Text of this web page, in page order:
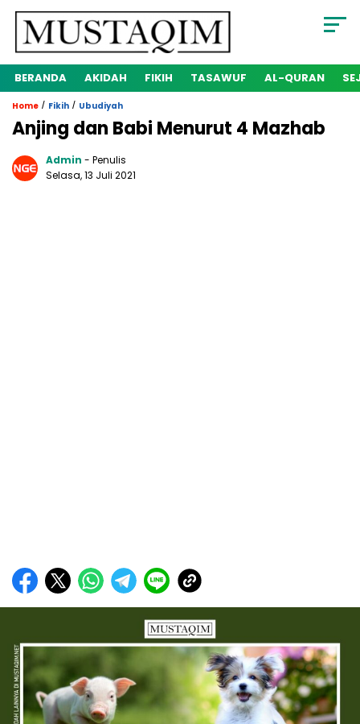
BERANDA AKIDAH FIKIH TASAWUF AL-QURAN
Home / Fikih / Ubudiyah
Anjing dan Babi Menurut 4 Mazhab
Admin - Penulis
Selasa, 13 Juli 2021